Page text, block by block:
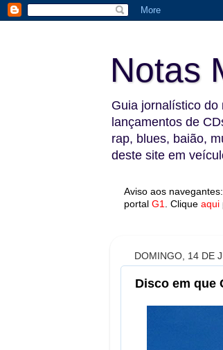
Notas
Guia jornalístico
lançamentos de
rap, blues, baião,
deste site em
Aviso aos
portal G1 Clique aqui
DOMINGO, 14 DE
Disco em que